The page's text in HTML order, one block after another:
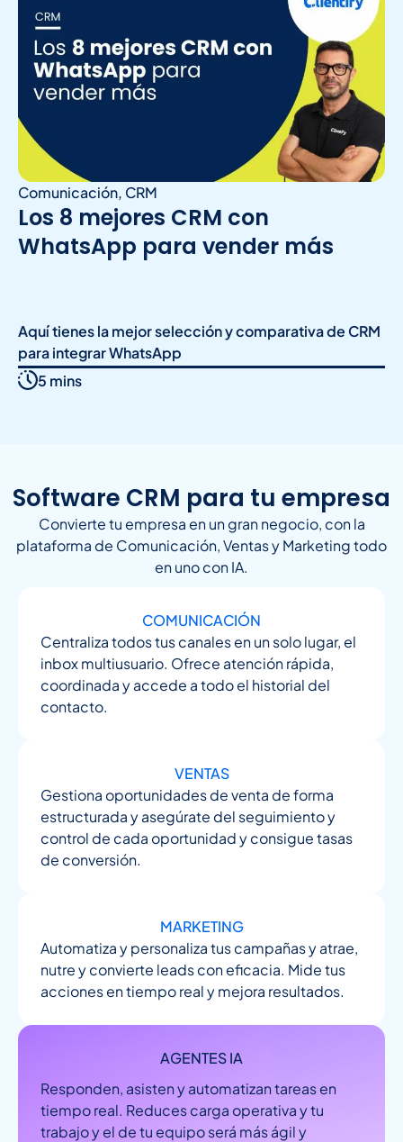
Comunicación, CRM
Los 8 mejores CRM con
WhatsApp para vender más
Aquí tienes la mejor selección y comparativa de CRM
para integrar WhatsApp
5 mins
Software CRM para tu empresa
Convierte tu empresa en un gran negocio, con la
plataforma de Comunicación, Ventas y Marketing todo
en uno con IA.
COMUNICACIÓN
Centraliza todos tus canales en un solo lugar, el
inbox multiusuario. Ofrece atención rápida,
coordinada y accede a todo el historial del
contacto.
VENTAS
Gestiona oportunidades de venta de forma
estructurada y asegúrate del seguimiento y
control de cada oportunidad y consigue tasas
de conversión.
MARKETING
Automatiza y personaliza tus campañas y atrae,
nutre y convierte leads con eficacia. Mide tus
acciones en tiempo real y mejora resultados.
AGENTES IA
Responden, asisten y automatizan tareas en
tiempo real. Reduces carga operativa y tu
trabajo y el de tu equipo será más ágil y